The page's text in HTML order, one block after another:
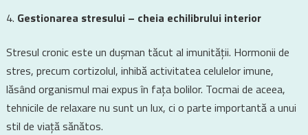
Gestionarea stresului – cheia echilibrului interior
Stresul cronic este un dușman tăcut al imunității. Hormonii de
stres, precum cortizolul, inhibă activitatea celulelor imune,
lăsând organismul mai expus în fața bolilor. Tocmai de aceea,
tehnicile de relaxare nu sunt un lux, ci o parte importantă a unui
stil de viață sănătos.